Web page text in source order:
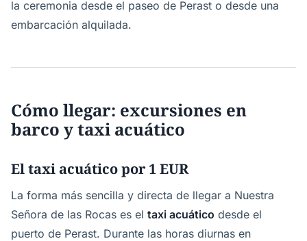
la ceremonia desde el paseo de Perast o desde una
embarcación alquilada.
Cómo llegar: excursiones en
barco y taxi acuático
El taxi acuático por 1 EUR
La forma más sencilla y directa de llegar a Nuestra
Señora de las Rocas es el taxi acuático desde el
puerto de Perast. Durante las horas diurnas en